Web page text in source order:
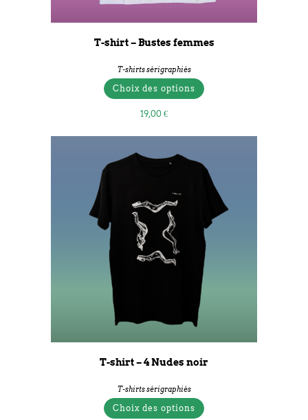
T-shirt – Bustes femmes
T-shirts sérigraphiés
Choix des options
19,00 €
T-shirt – 4 Nudes noir
T-shirts sérigraphiés
Choix des options